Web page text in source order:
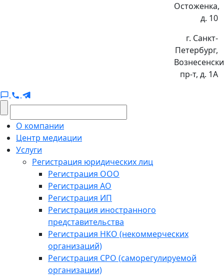
Остоженка,
д. 10
г. Санкт-
Петербург,
пр-т, д. 1А
О компании
Центр медиации
Услуги
Регистрация юридических лиц
Регистрация ООО
Регистрация АО
Регистрация ИП
Регистрация иностранного
представительства
Регистрация НКО (некоммерческих
организаций)
Регистрация СРО (саморегулируемой
организации)